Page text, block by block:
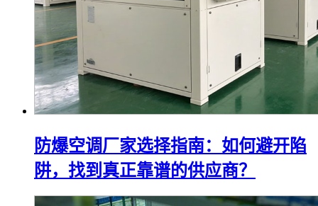
防爆空调厂家选择指南：如何避开陷
阱，找到真正靠谱的供应商？